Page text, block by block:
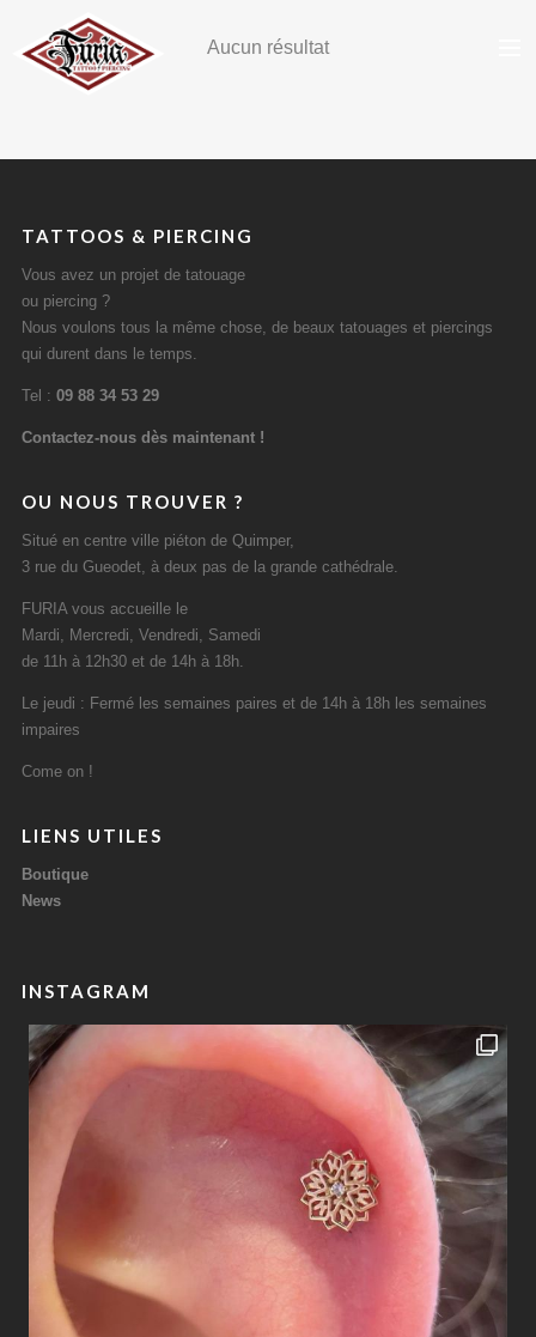
Aucun résultat
TATTOOS & PIERCING
Vous avez un projet de tatouage
ou piercing ?
Nous voulons tous la même chose, de beaux tatouages et piercings
qui durent dans le temps.
Tel : 09 88 34 53 29
Contactez-nous dès maintenant !
OU NOUS TROUVER ?
Situé en centre ville piéton de Quimper,
3 rue du Gueodet, à deux pas de la grande cathédrale.
FURIA vous accueille le
Mardi, Mercredi, Vendredi, Samedi
de 11h à 12h30 et de 14h à 18h.
Le jeudi : Fermé les semaines paires et de 14h à 18h les semaines
impaires
Come on !
LIENS UTILES
Boutique
News
INSTAGRAM